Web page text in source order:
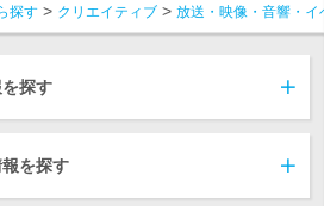
探す クリエイティブ 放送・映像・音響・イ
探す
を探す